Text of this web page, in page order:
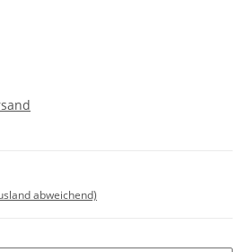
abweichend)